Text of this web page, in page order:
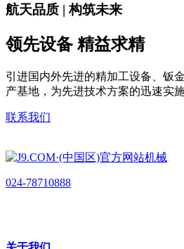
航天品质 | 构筑未来
领先设备 精益求精
引进国内外先进的精加工设备、钣
产基地，为先进技术方案的迅速实
联系我们
024-78710888